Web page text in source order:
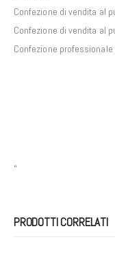
Confezione di vendita al
Confezione di vendita al
Confezione
“
PRODOTTI CORRELATI